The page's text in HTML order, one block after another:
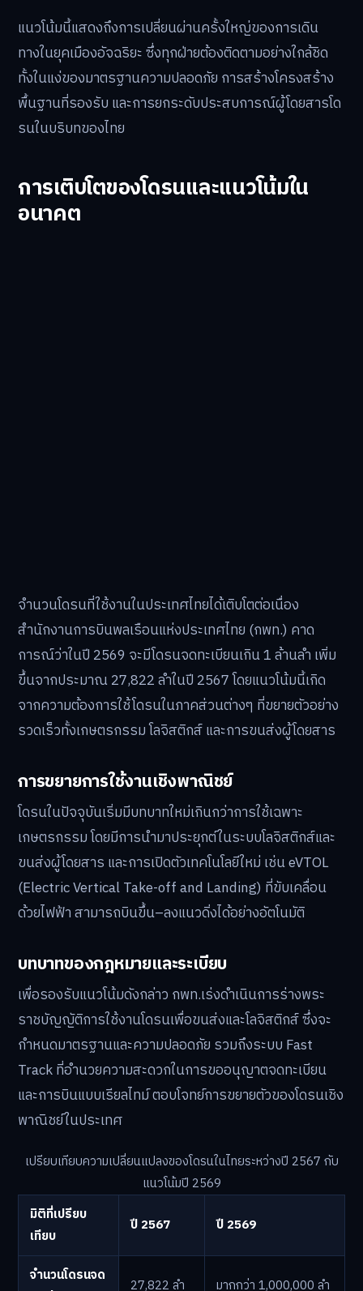
แนวโน้มนี้แสดงถึงการเปลี่ยนผ่านครั้งใหญ่ของการเดิน
ทางในยุคเมืองอัจฉริยะ ซึ่งทุกฝ่ายต้องติดตามอย่างใกล้ชิด
ทั้งในแง่ของมาตรฐานความปลอดภัย การสร้างโครงสร้าง
พื้นฐานที่รองรับ และการยกระดับประสบการณ์ผู้โดยสารโด
รนในบริบทของไทย
การเติบโตของโดรนและแนวโน้มใน
อนาคต
จำนวนโดรนที่ใช้งานในประเทศไทยได้เติบโตต่อเนื่อง
สำนักงานการบินพลเรือนแห่งประเทศไทย (กพท.) คาด
การณ์ว่าในปี 2569 จะมีโดรนจดทะเบียนเกิน 1 ล้านลำ เพิ่ม
ขึ้นจากประมาณ 27,822 ลำในปี 2567 โดยแนวโน้มนี้เกิด
จากความต้องการใช้โดรนในภาคส่วนต่างๆ ที่ขยายตัวอย่าง
รวดเร็วทั้งเกษตรกรรม โลจิสติกส์ และการขนส่งผู้โดยสาร
การขยายการใช้งานเชิงพาณิชย์
โดรนในปัจจุบันเริ่มมีบทบาทใหม่เกินกว่าการใช้เฉพาะ
เกษตรกรรม โดยมีการนำมาประยุกต์ในระบบโลจิสติกส์และ
ขนส่งผู้โดยสาร และการเปิดตัวเทคโนโลยีใหม่ เช่น eVTOL
(Electric Vertical Take-off and Landing) ที่ขับเคลื่อน
ด้วยไฟฟ้า สามารถบินขึ้น–ลงแนวดิ่งได้อย่างอัตโนมัติ
บทบาทของกฎหมายและระเบียบ
เพื่อรองรับแนวโน้มดังกล่าว กพท.เร่งดำเนินการร่างพระ
ราชบัญญัติการใช้งานโดรนเพื่อขนส่งและโลจิสติกส์ ซึ่งจะ
กำหนดมาตรฐานและความปลอดภัย รวมถึงระบบ Fast
Track ที่อำนวยความสะดวกในการขออนุญาตจดทะเบียน
และการบินแบบเรียลไทม์ ตอบโจทย์การขยายตัวของโดรนเชิง
พาณิชย์ในประเทศ
เปรียบเทียบความเปลี่ยนแปลงของโดรนในไทยระหว่างปี 2567 กับ
แนวโน้มปี 2569
มิติที่เปรียบ
เทียบ
ปี 2567 ปี 2569
จำนวนโดรนจด
27,822 ลำ มากกว่า 1,000,000 ลำ